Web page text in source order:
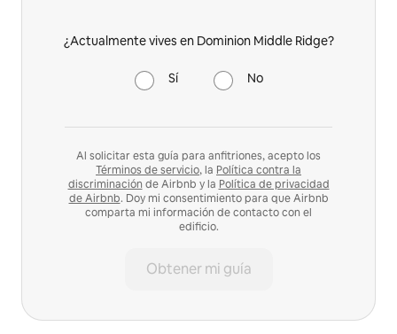
¿Actualmente vives en Dominion Middle Ridge?
Sí No
Al solicitar esta guía para anfitriones, acepto los
Términos de servicio, la Política contra la
discriminación de Airbnb y la Política de privacidad
de Airbnb. Doy mi consentimiento para que Airbnb
comparta mi información de contacto con el
edificio.
Obtener mi guía